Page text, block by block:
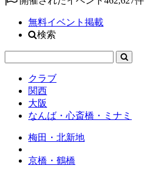
無料イベント掲載
検索
クラブ
関西
大阪
なんば・心斎橋・ミナミ
梅田・北新地
京橋・鶴橋